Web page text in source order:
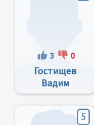
3 0
Гостищев
Вадим
Николаевич
5